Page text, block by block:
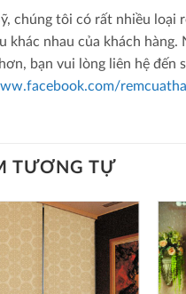
chúng tôi có rất nhiều
khác nhau của khách
bạn vui lòng liên hệ đến
TƯƠNG TỰ